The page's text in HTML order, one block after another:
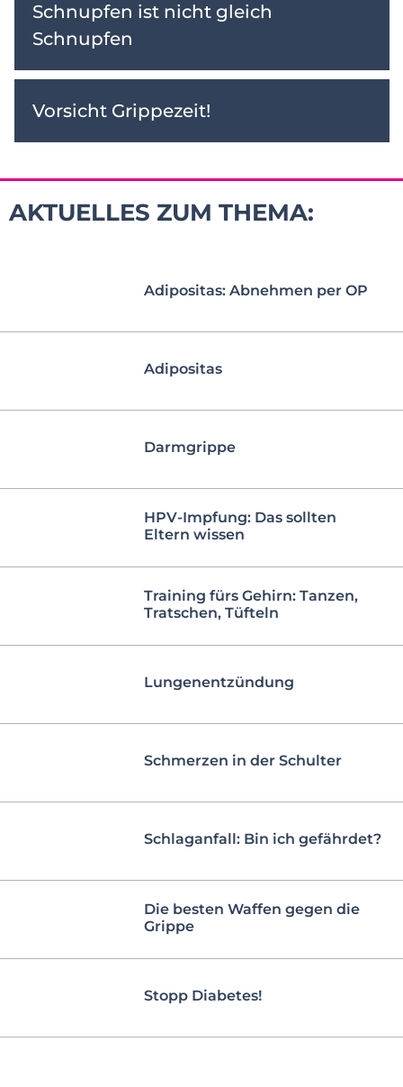
Schnupfen ist nicht gleich
Schnupfen
Vorsicht Grippezeit!
AKTUELLES ZUM THEMA:
Adipositas: Abnehmen per OP
Adipositas
Darmgrippe
HPV-Impfung: Das sollten
Eltern wissen
Training fürs Gehirn: Tanzen,
Tratschen, Tüfteln
Lungenentzündung
Schmerzen in der Schulter
Schlaganfall: Bin ich gefährdet?
Die besten Waffen gegen die
Grippe
Stopp Diabetes!